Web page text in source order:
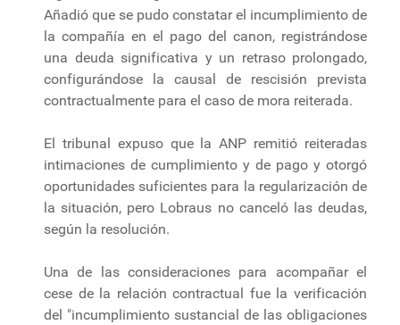
Añadió que se pudo constatar el incumplimiento de
la compañía en el pago del canon, registrándose
una deuda significativa y un retraso prolongado,
configurándose la causal de rescisión prevista
contractualmente para el caso de mora reiterada.
El tribunal expuso que la ANP remitió reiteradas
intimaciones de cumplimiento y de pago y otorgó
oportunidades suficientes para la regularización de
la situación, pero Lobraus no canceló las deudas,
según la resolución.
Una de las consideraciones para acompañar el
cese de la relación contractual fue la verificación
del "incumplimiento sustancial de las obligaciones